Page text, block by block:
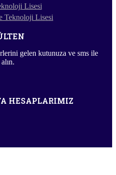
Lisesi
Teknoloji Lisesi
gelen kutunuza ve sms ile
alın.
HESAPLARIMIZ